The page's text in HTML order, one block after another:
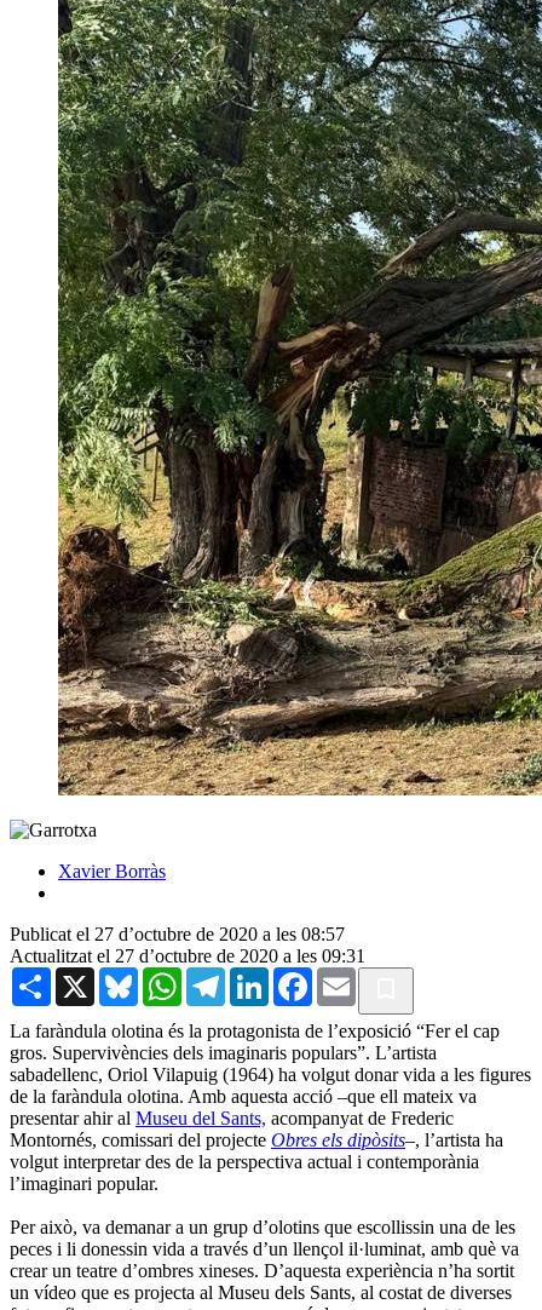
Xavier Borràs
Publicat el 27 d’octubre de 2020 a les 08:57
Actualitzat el 27 d’octubre de 2020 a les 09:31
Share X BlueskyWhatsAppTelegramLinkedInFacebook
Email
La faràndula olotina és la protagonista de l’exposició “Fer el cap
gros. Supervivències dels imaginaris populars”. L’artista
sabadellenc, Oriol Vilapuig (1964) ha volgut donar vida a les figures
de la faràndula olotina. Amb aquesta acció –que ell mateix va
presentar ahir al Museu del Sants, acompanyat de Frederic
Montornés, comissari del projecte Obres els dipòsits–, l’artista ha
volgut interpretar des de la perspectiva actual i contemporània
l’imaginari popular.
Per això, va demanar a un grup d’olotins que escollissin una de les
peces i li donessin vida a través d’un llençol il·luminat, amb què va
crear un teatre d’ombres xineses. D’aquesta experiència n’ha sortit
un vídeo que es projecta al Museu dels Sants, al costat de diverses